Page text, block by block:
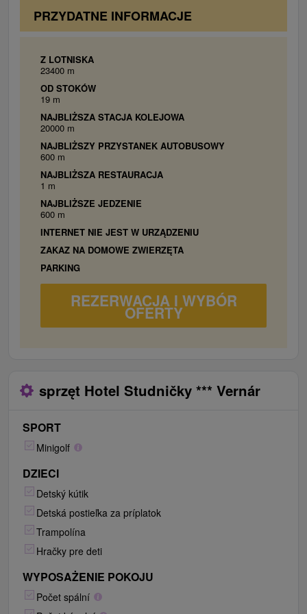
2x Dvojlôžková izba Premium:
posteľ, 2x prístelka (pohovka), balkón,
toaleta, balkón.
Dvojlôžková izba Premium bezbariérová:
manželská posteľ, 2x prístelka (pohovka),
televízor, kúpeľňa so sprchovacím kútom,
toaleta.
Jednospáľňový Apartmán Komfort:
manželská posteľ, televízor, balkón, gauč,
kúpeľňa so sprchovacím kútom, toaleta, lodžia.
manželská posteľ, 2x prístelka (gauč), 1x
prístelka (gauč mimo spálne), televízor,
kúpeľňa so sprchovacím kútom, toaleta,
balkón.
PRZYDATNE INFORMACJE
Z LOTNISKA
23400 m
OD STOKÓW
19 m
NAJBLIŻSZA STACJA KOLEJOWA
20000 m
NAJBLIŻSZY PRZYSTANEK AUTOBUSOWY
600 m
NAJBLIŻSZA RESTAURACJA
1 m
NAJBLIŻSZE JEDZENIE
600 m
INTERNET NIE JEST W URZĄDZENIU
ZAKAZ NA DOMOWE ZWIERZĘTA
PARKING
REZERWACJA I WYBÓR
OFERTY
sprzęt Hotel Studničky *** Vernár
SPORT
Minigolf
DZIECI
Detský kútik
Detská postieľka za príplatok
Trampolína
Hračky pre deti
WYPOSAŻENIE POKOJU
Počet spální